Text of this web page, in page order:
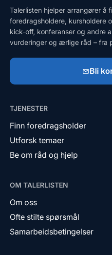
Talerlisten hjelper arrangører å
foredragsholdere, kursholdere
kick-off, konferanser og andre
vurderinger og ærlige råd – fra
Bli
TJENESTER
Finn foredragsholder
Utforsk temaer
Be om råd og hjelp
OM TALERLISTEN
Om oss
Ofte stilte spørsmål
Samarbeidsbetingelser